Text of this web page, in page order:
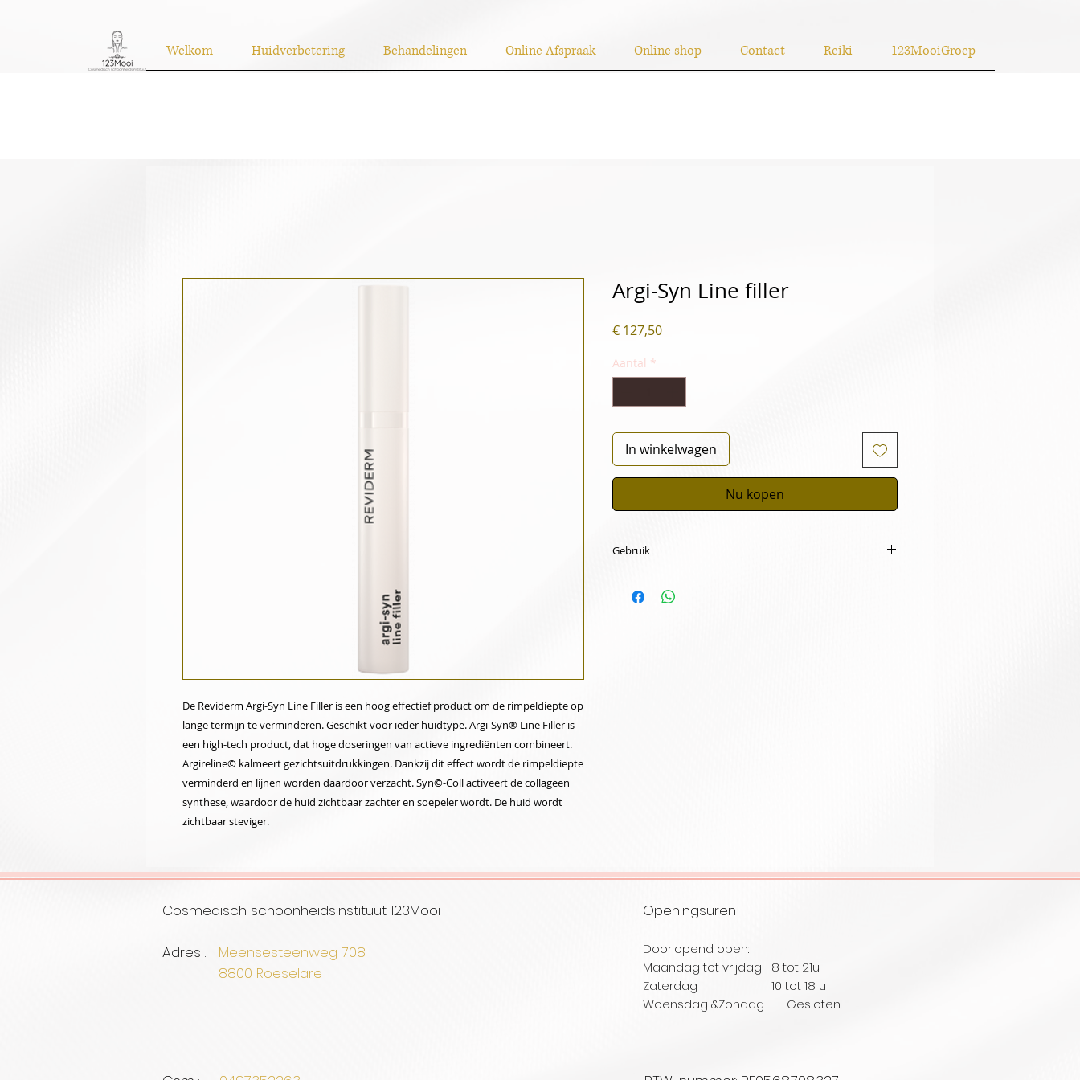
Welkom Huidverbetering Behandelingen Online Afspraak Online shop Contact Reiki 123MooiGroep
De Reviderm Argi-Syn Line Filler is een hoog effectief product om de rimpeldiepte op
lange termijn te verminderen. Geschikt voor ieder huidtype. Argi-Syn® Line Filler is
een high-tech product, dat hoge doseringen van actieve ingrediënten combineert.
Argireline© kalmeert gezichtsuitdrukkingen. Dankzij dit effect wordt de rimpeldiepte
verminderd en lijnen worden daardoor verzacht. Syn©-Coll activeert de collageen
synthese, waardoor de huid zichtbaar zachter en soepeler wordt. De huid wordt
zichtbaar steviger.
Argi-Syn Line filler
€ 127,50Prijs
Aantal *
In winkelwagen
Nu kopen
Gebruik
s’avonds plaatselijk in diepere rimpels of bij
Cosmedisch schoonheidsinstituut 123Mooi
Adres :
Meensesteenweg 708
8800 Roeselare
Openingsuren
Doorlopend open:
Maandag tot vrijdag 8 tot 21u
Zaterdag 10tot 18 u
Woensdag &Zondag Gesloten